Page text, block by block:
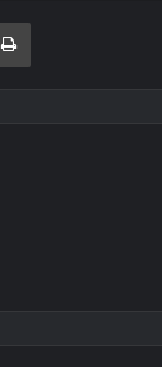
paylaş Yazdır